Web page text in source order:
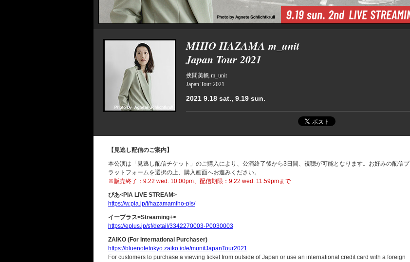
MIHO HAZAMA m_unit
Japan Tour 2021
挾間美帆 m_unit
Japan Tour 2021
2021 9.18 sat., 9.19 sun.
【見逃し配信のご案内】
本公演は「見逃し配信チケット」のご購入により、公演終了後から3日間、視聴が可能となります。お好みの配信プ
ラットフォームを選択の上、購入画面へお進みください。
※販売終了：9.22 wed. 10:00pm、配信期限：9.22 wed. 11:59pmまで
ぴあ<PIA LIVE STREAM>
https://w.pia.jp/t/hazamamiho-pls/
イープラス<Streaming+>
https://eplus.jp/sf/detail/3342270003-P0030003
ZAIKO (For International Purchaser)
https://bluenotetokyo.zaiko.io/e/munitJapanTour2021
For customers to purchase a viewing ticket from outside of Japan or use an international credit card with a foreign